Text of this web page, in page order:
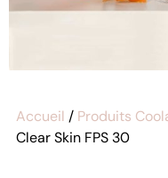
Accueil / Produits
Clear Skin FPS 30